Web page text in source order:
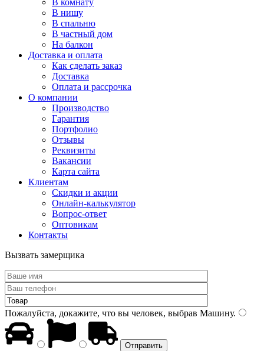
В комнату
В нишу
В спальню
В частный дом
На балкон
Доставка и оплата
Как сделать заказ
Доставка
Оплата и рассрочка
О компании
Производство
Гарантия
Портфолио
Отзывы
Реквизиты
Вакансии
Карта сайта
Клиентам
Скидки и акции
Онлайн-калькулятор
Вопрос-ответ
Оптовикам
Контакты
Вызвать замерщика
Пожалуйста, докажите, что вы человек, выбрав Машину.